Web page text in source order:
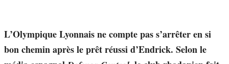
L’Olympique Lyonnais ne compte pas s’arrêter en si
bon chemin après le prêt réussi d’Endrick. Selon le